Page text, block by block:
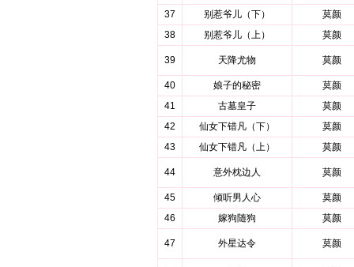
37
别惹爷儿（下）
莫颜
38
别惹爷儿（上） 莫颜
39 天降尤物 莫颜
40 娘子的秘密
莫颜
41
古墓皇子
莫颜
42
仙女下错凡（下）
莫颜
43
仙女下错凡（上） 莫颜
44 意外枕边人 莫颜
45 倾听男人心
莫颜
46
嫁狗随狗 莫颜
47 外星达令 莫颜